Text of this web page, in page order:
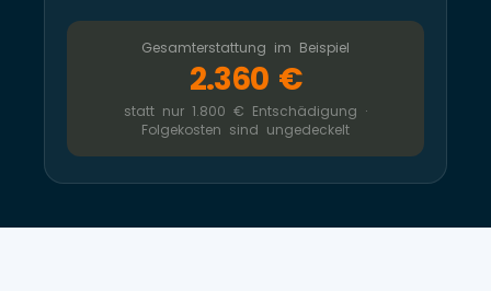
Gesamterstattung im Beispiel
2.360 €
statt nur 1.800 € Entschädigung ·
Folgekosten sind ungedeckelt